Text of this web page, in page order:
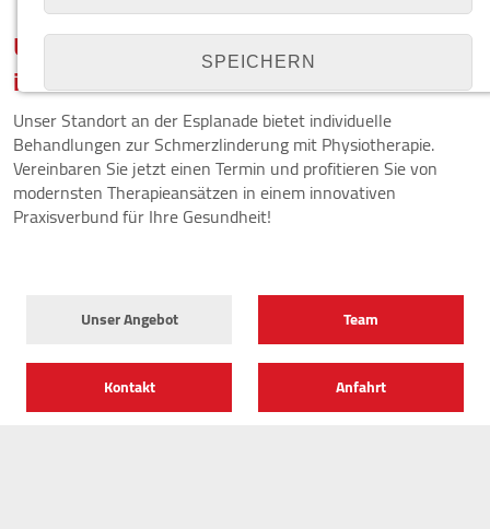
Unser Angebot
im Herzen von Wesel
Unser Standort an der Esplanade bietet individuelle
Behandlungen zur Schmerzlinderung mit Physiotherapie.
Vereinbaren Sie jetzt einen Termin und profitieren Sie von
modernsten Therapieansätzen in einem innovativen
Praxisverbund für Ihre Gesundheit!
Unser Angebot Team
Kontakt Anfahrt
SPEICHERN
Details anzeigen
NOTWENDIGE COOKIES
Notwendige Cookies ermöglichen grundlegende
Cookie Consent
cookie_consent
Impressum |Datenschutz